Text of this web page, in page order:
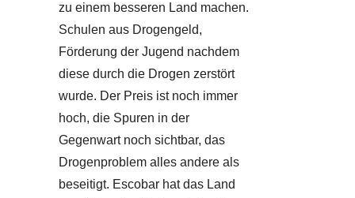
zu einem besseren Land machen.
Schulen aus Drogengeld,
Förderung der Jugend nachdem
diese durch die Drogen zerstört
wurde. Der Preis ist noch immer
hoch, die Spuren in der
Gegenwart noch sichtbar, das
Drogenproblem alles andere als
beseitigt. Escobar hat das Land